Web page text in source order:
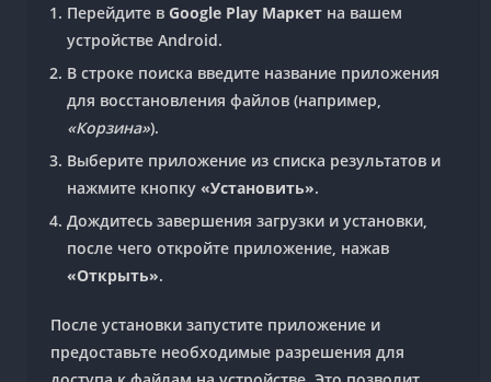
Перейдите вGoogle Play Маркет на вашем
устройстве Android.
В строке поиска введите название приложения
для восстановления файлов (например,
«Корзина»).
Выберите приложение из списка результатов и
нажмите кнопку«Установить».
Дождитесь завершения загрузки и установки,
после чего откройте приложение, нажав
«Открыть».
После установки запустите приложение и
предоставьте необходимые разрешения для